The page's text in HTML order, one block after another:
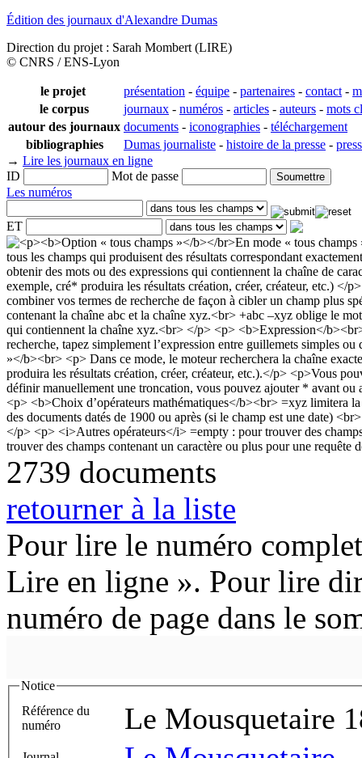
Édition des journaux d'Alexandre Dumas
Direction du projet : Sarah Mombert (LIRE)
© CNRS / ENS-Lyon
le projet présentation - équipe - partenaires - contact -
le corpus
journaux - numéros - articles - auteurs - mots
autour des journaux documents - iconographies - téléchargement
bibliographies
Dumas journaliste - histoire de la presse -
→ Lire les journaux en ligne
ID
Mot de passe
Les numéros
ET
2739 documents
retourner à la liste
Pour lire le numéro
Lire en ligne ». Pour lire
numéro de page dans le
Notice
Référence du
numéro
Le Mousquetaire